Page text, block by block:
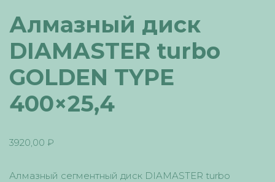
Алмазный диск
DIAMASTER turbo
GOLDEN TYPE
400×25,4
3920,00 ₽
Алмазный сегментный диск DIAMASTER turbo